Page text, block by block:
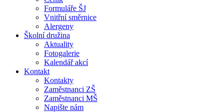
Formuláře ŠJ
Vnitřní směrnice
Alergeny
Školní družina
Aktuality
Fotogalerie
Kalendář akcí
Kontakt
Kontakty
Zaměstnanci ZŠ
Zaměstnanci MŠ
Napište nám